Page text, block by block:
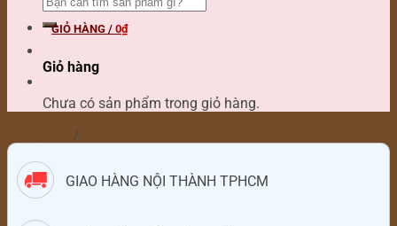
GIỎ HÀNG / 0₫
Giỏ hàng
Chưa có sản phẩm trong giỏ hàng.
/
GIAO HÀNG NỘI THÀNH TPHCM